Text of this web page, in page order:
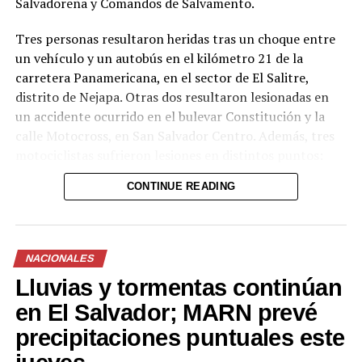
Tres personas resultaron heridas tras un choque entre
un vehículo y un autobús en el kilómetro 21 de la
carretera Panamericana, en el sector de El Salitre,
distrito de Nejapa. Otras dos resultaron lesionadas en
un accidente ocurrido en el bulevar Constitución y la
calle Motocross, en San Salvador Centro. Además, tres
uno en el kilómetro 17 de la Panamericana (sector La
Flecha, San Martín), otro en el kilómetro 36½ de la
Los socorristas estabilizaron a las víctimas en el lugar y
las trasladaron a centros asistenciales para continuar
con la atención médica. Las autoridades insisten en la
necesidad de extremar precauciones al volante,
especialmente durante el período vacacional, cuando
CONTINUE READING
NACIONALES
Lluvias y tormentas continúan
en El Salvador; MARN prevé
precipitaciones puntuales este